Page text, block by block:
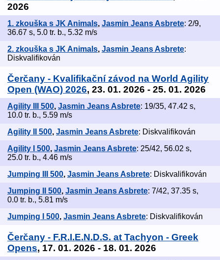
2026
1. zkouška s JK Animals, Jasmin Jeans Asbrete: 2/9,
36.67 s, 5.0 tr. b., 5.32 m/s
2. zkouška s JK Animals, Jasmin Jeans Asbrete:
Diskvalifikován
Čerčany - Kvalifikační závod na World Agility
Open (WAO) 2026, 23. 01. 2026 - 25. 01. 2026
Agility III 500, Jasmin Jeans Asbrete: 19/35, 47.42 s,
10.0 tr. b., 5.59 m/s
Agility II 500, Jasmin Jeans Asbrete: Diskvalifikován
Agility I 500, Jasmin Jeans Asbrete: 25/42, 56.02 s,
25.0 tr. b., 4.46 m/s
Jumping III 500, Jasmin Jeans Asbrete: Diskvalifikován
Jumping II 500, Jasmin Jeans Asbrete: 7/42, 37.35 s,
0.0 tr. b., 5.81 m/s
Jumping I 500, Jasmin Jeans Asbrete: Diskvalifikován
Čerčany - F.R.I.E.N.D.S. at Tachyon - Greek
Opens, 17. 01. 2026 - 18. 01. 2026